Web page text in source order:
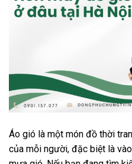
Áo gió là một món đồ thời
của mỗi người, đặc biệt là